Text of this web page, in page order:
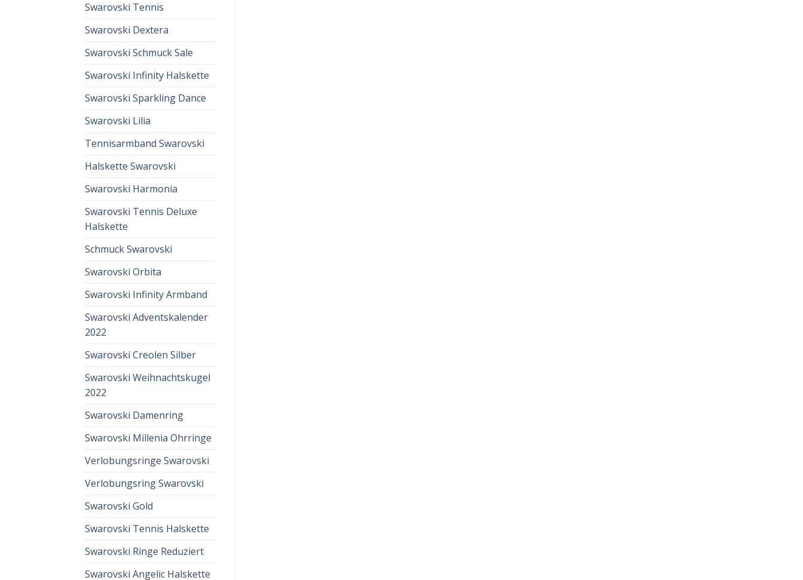
Swarovski Tennis
Swarovski Dextera
Swarovski Schmuck Sale
Swarovski Infinity Halskette
Swarovski Sparkling Dance
Swarovski Lilia
Tennisarmband Swarovski
Halskette Swarovski
Swarovski Harmonia
Swarovski Tennis Deluxe
Halskette
Schmuck Swarovski
Swarovski Orbita
Swarovski Infinity Armband
Swarovski Adventskalender
2022
Swarovski Creolen Silber
Swarovski Weihnachtskugel
2022
Swarovski Damenring
Swarovski Millenia Ohrringe
Verlobungsringe Swarovski
Verlobungsring Swarovski
Swarovski Gold
Swarovski Tennis Halskette
Swarovski Ringe Reduziert
Swarovski Angelic Halskette